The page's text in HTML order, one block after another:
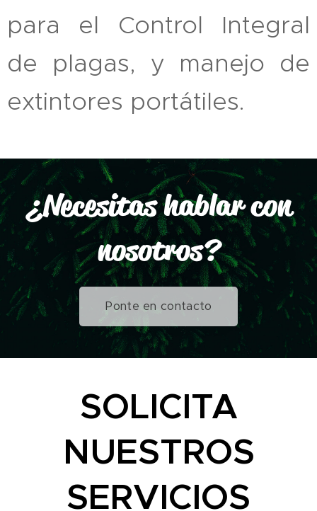
para el Control Integral
de plagas, y manejo de
extintores portátiles.
¿Necesitas hablar con
nosotros?
Ponte en contacto
SOLICITA
NUESTROS
SERVICIOS